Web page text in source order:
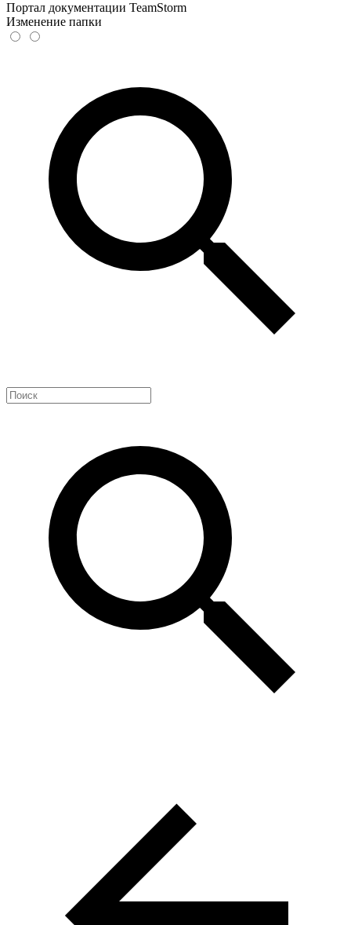
Портал документации TeamStorm
Изменение папки